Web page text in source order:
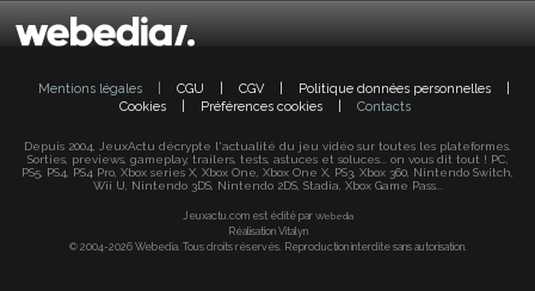
Mentions légales CGU CGV Politique données personnelles
Cookies
Préférences cookies Contacts
Depuis 2004, JeuxActu décrypte l'actualité du jeu vidéo sur toutes les plateformes.
Sorties, previews, gameplay, trailers, tests, astuces et soluces... on vous dit tout ! PC,
PS5, PS4, PS4 Pro, Xbox series X, Xbox One, Xbox One X, PS3, Xbox 360, Nintendo Switch,
Wii U, Nintendo 3DS, Nintendo 2DS, Stadia, Xbox Game Pass...
Jeuxactu.com est édité par Webedia
Réalisation Vitalyn
© 2004-2026 Webedia. Tous droits réservés. Reproduction interdite sans autorisation.